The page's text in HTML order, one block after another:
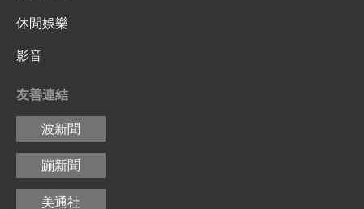
休閒娛樂
影音
友善連結
波新聞
蹦新聞
美通社